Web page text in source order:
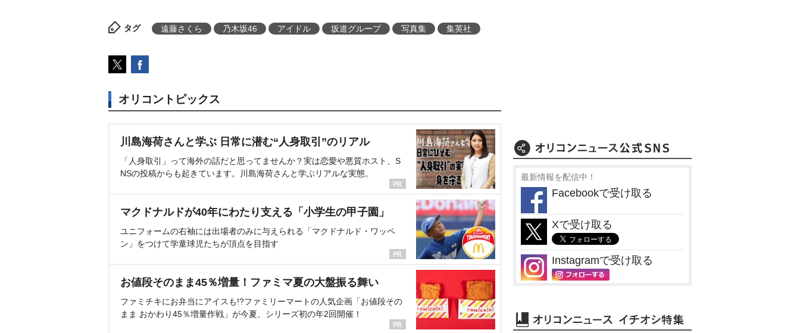
タグ 遠藤さくら 乃木坂46 アイドル 坂道グループ 写真集 集英社
オリコントピックス
川島海荷さんと学ぶ 日常に潜む“人身取引”のリアル
「人身取引」って海外の話だと思ってませんか？実は恋愛や悪質ホスト、S
NSの投稿からも起きています。川島海荷さんと学ぶリアルな実態。
マクドナルドが40年にわたり支える「小学生の甲子園」
ユニフォームの右袖には出場者のみに与えられる「マクドナルド・ワッペ
ン」をつけて学童球児たちが頂点を目指す
お値段そのまま45％増量！ファミマ夏の大盤振る舞い
ファミチキにお弁当にアイスも!?ファミリーマートの人気企画「お値段その
まま おかわり45％増量作戦」が今夏、シリーズ初の年2回開催！
最新情報を配信中！
Facebookで受け取る
Xで受け取る
Instagramで受け取る